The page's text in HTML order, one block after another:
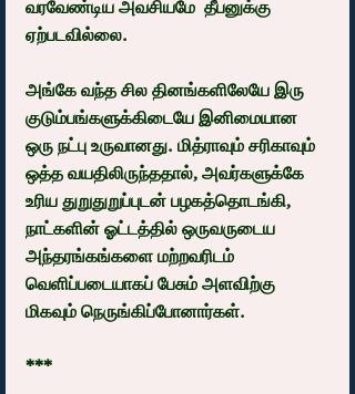
வரவேண்டிய அவசியமே  தீபனுக்கு
ஏற்படவில்லை.
அங்கே வந்த சில தினங்களிலேயே இரு
குடும்பங்களுக்கிடையே இனிமையான
ஒரு நட்பு உருவானது. மித்ராவும் சரிகாவும்
ஒத்த வயதிலிருந்ததால், அவர்களுக்கே
உரிய துறுதுறுப்புடன் பழகத்தொடங்கி,
நாட்களின் ஓட்டத்தில் ஒருவருடைய
அந்தரங்கங்களை மற்றவரிடம்
வெளிப்படையாகப் பேசும் அளவிற்கு
மிகவும் நெருங்கிப்போனார்கள்.
***